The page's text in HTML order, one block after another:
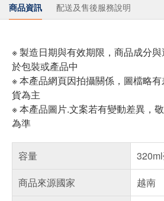
商品資訊 配送及售後服務說明
※ 製造日期與有效期限，商品成分
於包裝或產品中
※ 本產品網頁因拍攝關係，圖檔略
貨為主
※ 本產品圖片.文案若有變動差異，
為準
容量
商品來源國家
越南